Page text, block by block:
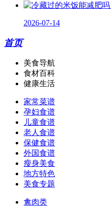
2026-07-14
首页
美食导航
食材百科
健康生活
家常菜谱
孕妇食谱
儿童食谱
老人食谱
保健食谱
外国食谱
瘦身美食
地方特色
美食专题
禽肉类